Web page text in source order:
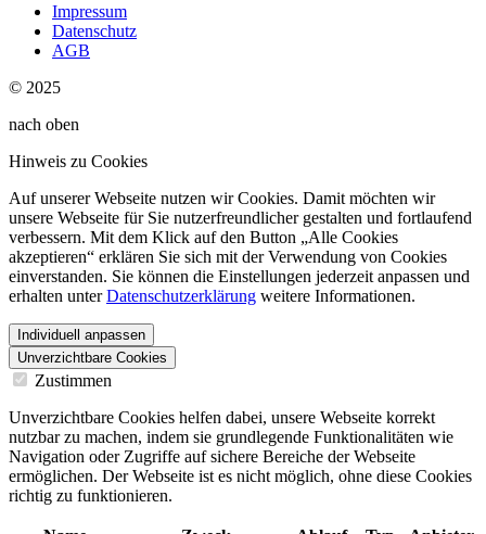
Impressum
Datenschutz
AGB
© 2025
nach oben
Hinweis zu Cookies
Auf unserer Webseite nutzen wir Cookies. Damit möchten wir
unsere Webseite für Sie nutzerfreundlicher gestalten und fortlaufend
verbessern. Mit dem Klick auf den Button „Alle Cookies
akzeptieren“ erklären Sie sich mit der Verwendung von Cookies
einverstanden. Sie können die Einstellungen jederzeit anpassen und
erhalten unterDatenschutzerklärung weitere Informationen.
Individuell anpassen
Unverzichtbare Cookies
Zustimmen
Unverzichtbare Cookies helfen dabei, unsere Webseite korrekt
nutzbar zu machen, indem sie grundlegende Funktionalitäten wie
Navigation oder Zugriffe auf sichere Bereiche der Webseite
ermöglichen. Der Webseite ist es nicht möglich, ohne diese Cookies
richtig zu funktionieren.